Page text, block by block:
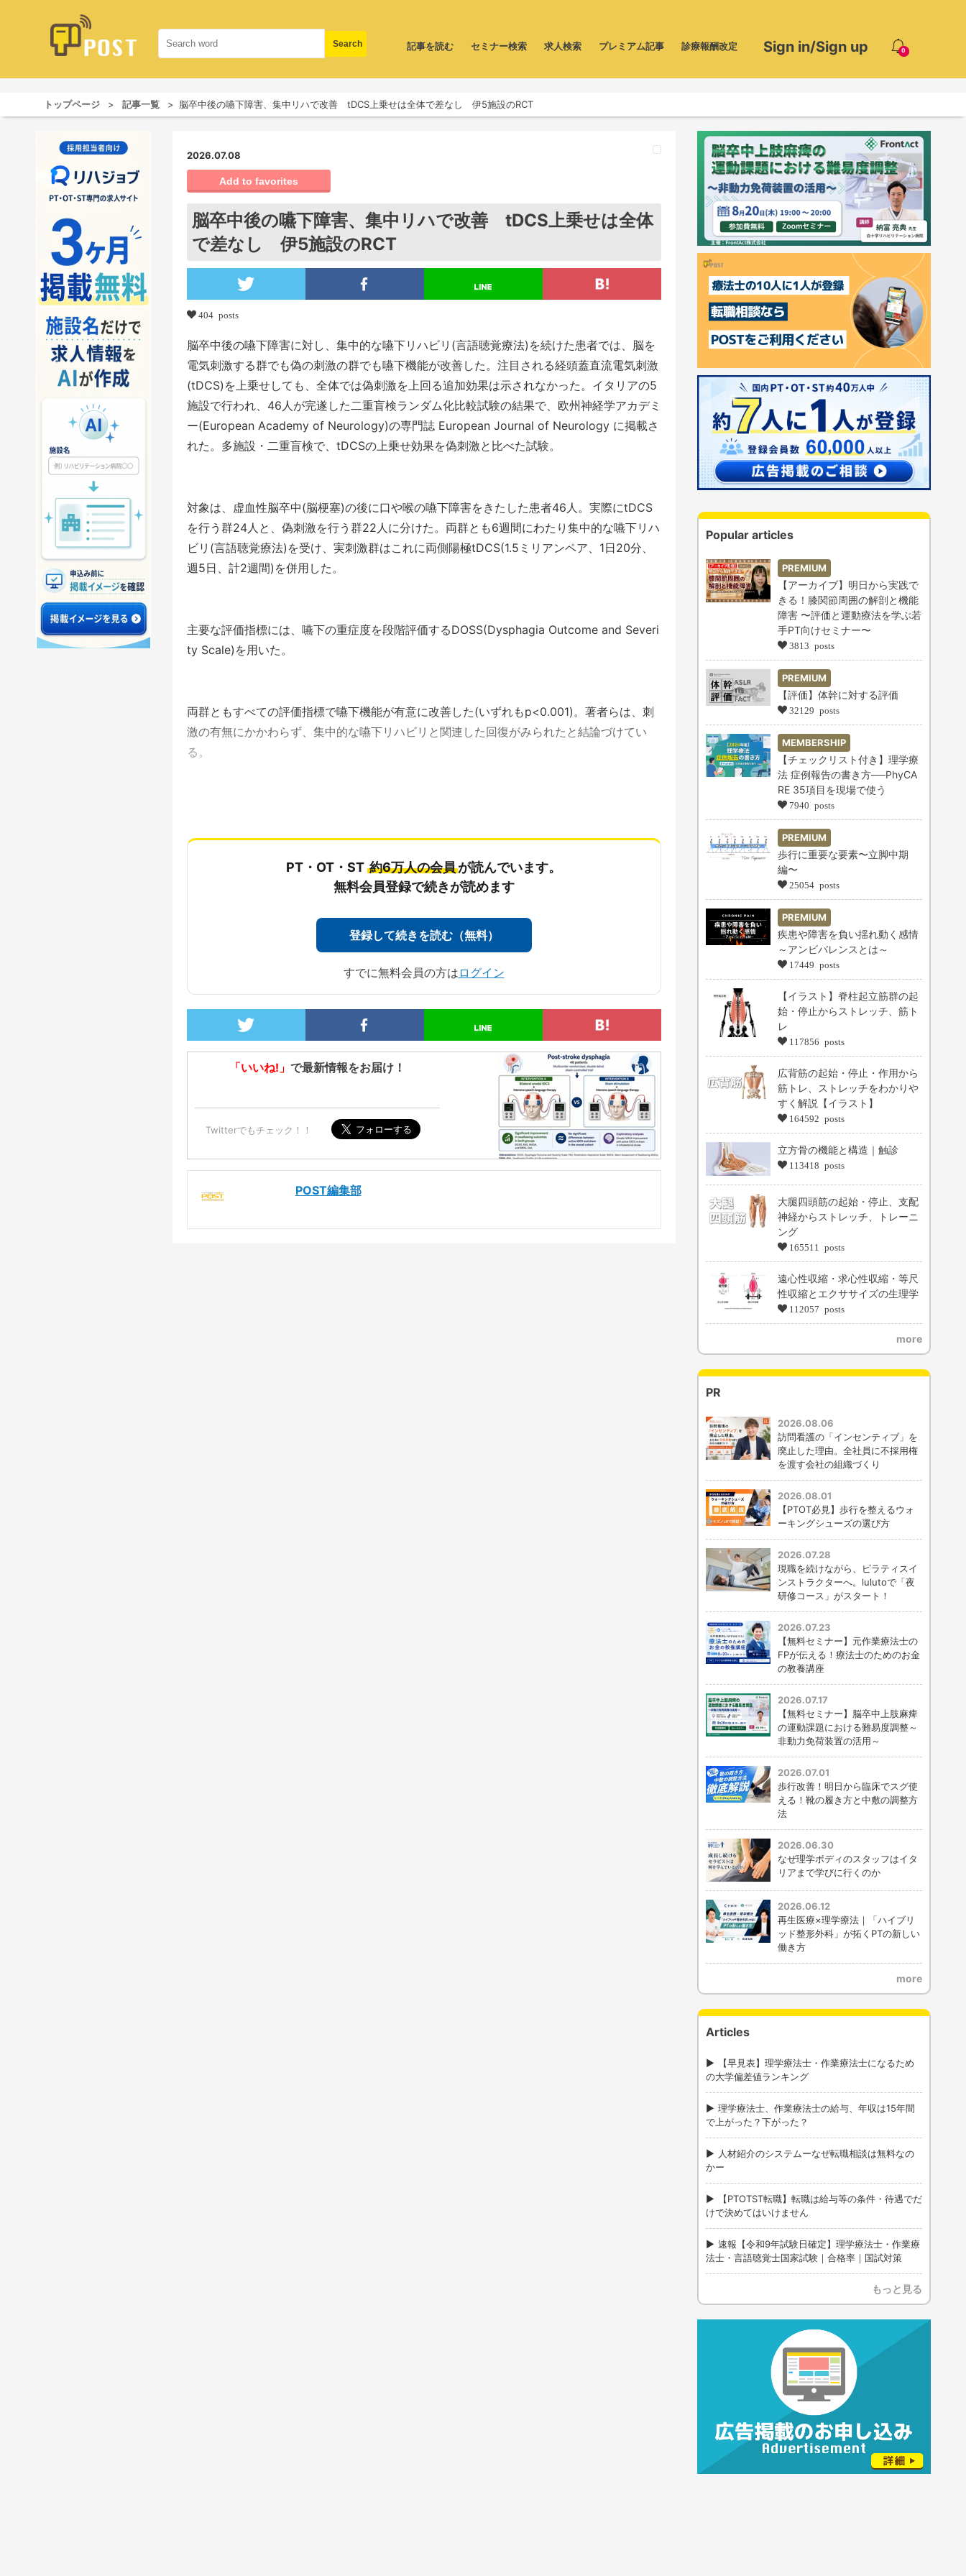
0
Sign in/Sign up
記事を読む セミナー検索 求人検索 プレミアム記事 診療報酬改定
トップページ 記事一覧 脳卒中後の嚥下障害、集中リハで改善 tDCS上乗せは全体で差なし 伊5施設のRCT
2026.07.08
Add to favorites
脳卒中後の嚥下障害、集中リハで改善 tDCS上乗せは全体
で差なし 伊5施設のRCT
404 posts
脳卒中後の嚥下障害に対し、集中的な嚥下リハビリ(言語聴覚療法)を続けた患者では、脳を
電気刺激する群でも偽の刺激の群でも嚥下機能が改善した。注目される経頭蓋直流電気刺激
(tDCS)を上乗せしても、全体では偽刺激を上回る追加効果は示されなかった。イタリアの5
施設で行われ、46人が完遂した二重盲検ランダム化比較試験の結果で、欧州神経学アカデミ
ー(European Academy of Neurology)の専門誌 European Journal of Neurology に掲載さ
れた。多施設・二重盲検で、tDCSの上乗せ効果を偽刺激と比べた試験。
対象は、虚血性脳卒中(脳梗塞)の後に口や喉の嚥下障害をきたした患者46人。実際にtDCS
を行う群24人と、偽刺激を行う群22人に分けた。両群とも6週間にわたり集中的な嚥下リハ
ビリ(言語聴覚療法)を受け、実刺激群はこれに両側陽極tDCS(1.5ミリアンペア、1日20分、
週5日、計2週間)を併用した。
主要な評価指標には、嚥下の重症度を段階評価するDOSS(Dysphagia Outcome and Severi
ty Scale)を用いた。
両群ともすべての評価指標で嚥下機能が有意に改善した(いずれもp<0.001)。著者らは、刺
激の有無にかかわらず、集中的な嚥下リハビリと関連した回復がみられたと結論づけてい
る。
PT・OT・ST約6万人の会員が読んでいます。
無料会員登録で続きが読めます
登録して続きを読む（無料）
すでに無料会員の方は ログイン
「いいね!」 で最新情報をお届け！
Twitterでもチェック！！
POST編集部
Popular articles
PREMIUM
【アーカイブ】明日から実践で
きる！膝関節周囲の解剖と機能
障害 〜評価と運動療法を学ぶ若
手PT向けセミナー〜
3813 posts
PREMIUM
【評価】体幹に対する評価
32129 posts
MEMBERSHIP
【チェックリスト付き】理学療
法 症例報告の書き方──PhyCA
RE 35項目を現場で使う
7940 posts
PREMIUM
歩行に重要な要素〜立脚中期
編〜
25054 posts
PREMIUM
疾患や障害を負い揺れ動く感情
～アンビバレンスとは～
17449 posts
【イラスト】脊柱起立筋群の起
始・停止からストレッチ、筋ト
レ
117856 posts
広背筋の起始・停止・作用から
筋トレ、ストレッチをわかりや
すく解説【イラスト】
164592 posts
立方骨の機能と構造｜触診
113418 posts
大腿四頭筋の起始・停止、支配
神経からストレッチ、トレーニ
ング
165511 posts
遠心性収縮・求心性収縮・等尺
性収縮とエクササイズの生理学
112057 posts
more
PR
2026.08.06
訪問看護の「インセンティブ」を
廃止した理由。全社員に不採用権
を渡す会社の組織づくり
2026.08.01
【PTOT必見】歩行を整えるウォ
ーキングシューズの選び方
2026.07.28
現職を続けながら、ピラティスイ
ンストラクターへ。lulutoで「夜
研修コース」がスタート！
2026.07.23
【無料セミナー】元作業療法士の
FPが伝える！療法士のためのお金
の教養講座
2026.07.17
【無料セミナー】脳卒中上肢麻痺
の運動課題における難易度調整～
非動力免荷装置の活用～
2026.07.01
歩行改善！明日から臨床でスグ使
える！靴の履き方と中敷の調整方
法
2026.06.30
なぜ理学ボディのスタッフはイタ
リアまで学びに行くのか
2026.06.12
再生医療×理学療法｜「ハイブリ
ッド整形外科」が拓くPTの新しい
働き方
more
Articles
【早見表】理学療法士・作業療法士になるため
の大学偏差値ランキング
理学療法士、作業療法士の給与、年収は15年間
で上がった？下がった？
人材紹介のシステムーなぜ転職相談は無料なの
かー
【PTOTST転職】転職は給与等の条件・待遇でだ
けで決めてはいけません
速報【令和9年試験日確定】理学療法士・作業療
法士・言語聴覚士国家試験｜合格率｜国試対策
もっと見る